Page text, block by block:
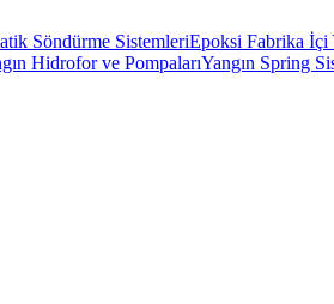
Söndürme SistemleriEpoksi Fabrika
Hidrofor ve PompalarıYangın Spring